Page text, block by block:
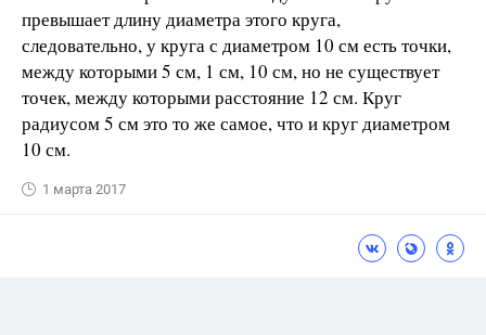
превышает длину диаметра этого круга,
следовательно, у круга с диаметром 10 см есть точки,
между которыми 5 см, 1 см, 10 см, но не существует
точек, между которыми расстояние 12 см. Круг
радиусом 5 см это то же самое, что и круг диаметром
10 см.
1 марта 2017